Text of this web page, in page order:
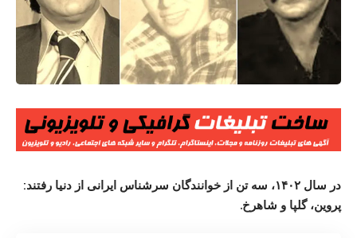
در سال ۱۴۰۲، سه تن از خوانندگان سرشناس ایرانی از دنیا رفتند:
پروین، گلپا و شاهرخ.